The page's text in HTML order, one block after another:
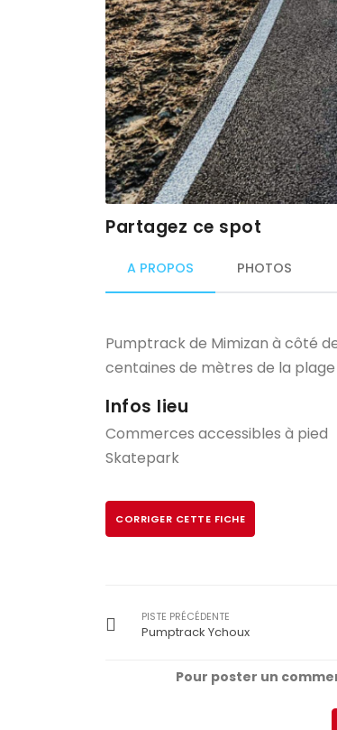
Partagez ce spot
A PROPOS PHOTOS
Pumptrack de Mimizan à côté
centaines de mètres de la plage
Infos lieu
Commerces accessibles à pied
Skatepark
CORRIGER CETTE FICHE
PISTE PRÉCÉDENTE
Pumptrack Ychoux
Pour poster un